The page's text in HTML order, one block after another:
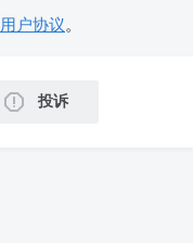
用户协议。
投诉